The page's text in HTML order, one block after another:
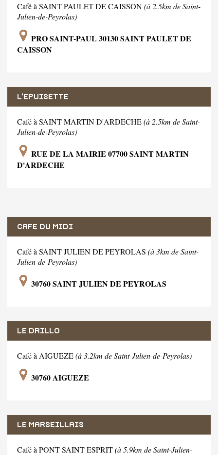
Café à SAINT PAULET DE CAISSON(à 2.5km de Saint-
Julien-de-Peyrolas)
PRO SAINT-PAUL 30130 SAINT PAULET DE
CAISSON
L'EPUISETTE
Café à SAINT MARTIN D'ARDECHE(à 2.5km de Saint-
Julien-de-Peyrolas)
RUE DE LA MAIRIE 07700 SAINT MARTIN
D'ARDECHE
CAFE DU MIDI
Café à SAINT JULIEN DE PEYROLAS (à 3km de Saint-
Julien-de-Peyrolas)
30760 SAINT JULIEN DE PEYROLAS
LE DRILLO
Café à AIGUEZE(à 3.2km de Saint-Julien-de-Peyrolas)
30760 AIGUEZE
LE MARSEILLAIS
Café à PONT SAINT ESPRIT(à 5.9km de Saint-Julien-